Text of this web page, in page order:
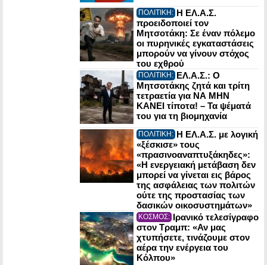
ΠΟΛΙΤΙΚΗ: Η ΕΛ.Α.Σ.
προειδοποιεί τον
Μητσοτάκη: Σε έναν πόλεμο
οι πυρηνικές εγκαταστάσεις
μπορούν να γίνουν στόχος
του εχθρού
ΠΟΛΙΤΙΚΗ: ΕΛ.Α.Σ.: Ο
Μητσοτάκης ζητά και τρίτη
τετραετία για ΝΑ ΜΗΝ
ΚΑΝΕΙ τίποτα! – Τα ψέματά
του για τη βιομηχανία
ΠΟΛΙΤΙΚΗ: Η ΕΛ.Α.Σ. με λογική
«ξέσκισε» τους
«πρασινοαναπτυξάκηδες»:
«Η ενεργειακή μετάβαση δεν
μπορεί να γίνεται εις βάρος
της ασφάλειας των πολιτών
ούτε της προστασίας των
δασικών οικοσυστημάτων»
ΚΟΣΜΟΣ: Ιρανικό τελεσίγραφο
στον Τραμπ: «Αν μας
χτυπήσετε, τινάζουμε στον
αέρα την ενέργεια του
Κόλπου»